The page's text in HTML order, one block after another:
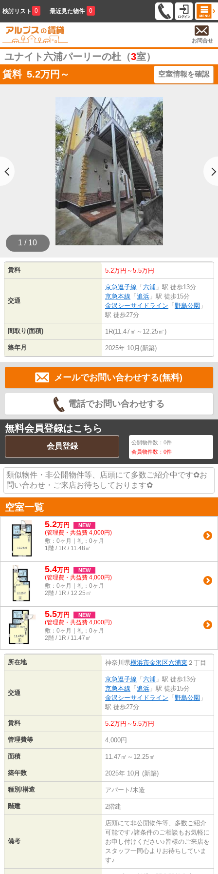
検討リスト 0 最近見た物件 0
お問合せ
ユナイト六浦パーリーの杜（3室）
賃料 5.2万円～ 空室情報を確認
1 / 10
賃料 5.2万円～5.5万円
交通
京急逗子線 「 六浦 」駅 徒歩13分
京急本線 「 追浜 」駅 徒歩15分
金沢シーサイドライン 「 野島公園 」
駅 徒歩27分
間取り(面積) 1R(11.47㎡～12.25㎡)
築年月 2025年 10月(新築)
メールでお問い合わせする(無料)
電話でお問い合わせする
無料会員登録はこちら
会員登録 公開物件数：0件
会員物件数：0件
類似物件・非公開物件等、店頭にて多数ご紹介中です✿お
問い合わせ・ご来店お待ちしております✿
空室一覧
5.2万円 NEW
(管理費・共益費 4,000円)
敷：0ヶ月｜礼：0ヶ月
1階 / 1R / 11.48㎡
5.4万円 NEW
(管理費・共益費 4,000円)
敷：0ヶ月｜礼：0ヶ月
2階 / 1R / 12.25㎡
5.5万円 NEW
(管理費・共益費 4,000円)
敷：0ヶ月｜礼：0ヶ月
2階 / 1R / 11.47㎡
所在地 神奈川県横浜市金沢区六浦東 ２丁目
交通
京急逗子線 「 六浦 」駅 徒歩13分
京急本線 「 追浜 」駅 徒歩15分
金沢シーサイドライン 「 野島公園 」
駅 徒歩27分
賃料 5.2万円～5.5万円
管理費等 4,000円
面積 11.47㎡～12.25㎡
築年数 2025年 10月 (新築)
種別/構造 アパート/木造
階建 2階建
備考
店頭にて非公開物件等、多数ご紹介
可能です♪諸条件のご相談もお気軽に
お申し付けください♪皆様のご来店を
スタッフ一同心よりお待ちしていま
す♪